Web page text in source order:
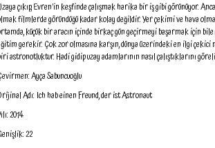
çıkıp, Evren’in keşfinde çalışmak harika bir iş gibi görünüyor.
filmlerde göründüğü kadar kolay değildir. Yer çekimi ve hava
küçük bir aracın içinde birkaç gün geçirmeyi başarmak için
gerekir. Çok zor olmasına karşın, dünya üzerindeki en ilgi çekici
astronotluktur. Hadi gidip uzay adamlarının nasıl çalıştıklarını
Ayça Sabuncuoğlu
Adı: Ich hab einen Freund, der ist Astronaut
2014
22